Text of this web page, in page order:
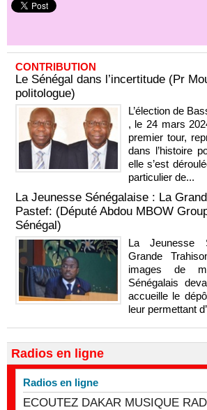
CONTRIBUTION
Le Sénégal dans l’incertitude (Pr
politologue)
L’élection de
, le 24 mars
premier tour,
dans l’histoire
elle s’est
particulier de...
La Jeunesse Sénégalaise : La
Pastef: (Député Abdou MBOW
Sénégal)
La Jeunesse
Grande
images de
Sénégalais
accueille le
leur permettant
Radios en ligne
Radios en ligne
ECOUTEZ DAKAR MUSIQUE